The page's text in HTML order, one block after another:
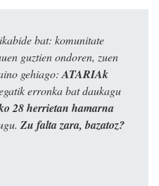
bat: komunitate
guztien ondoren, zuen
gehiago: ATARIAk
erronka bat daukagu
28 herrietan hamarna
Zu falta zara, bazatoz?